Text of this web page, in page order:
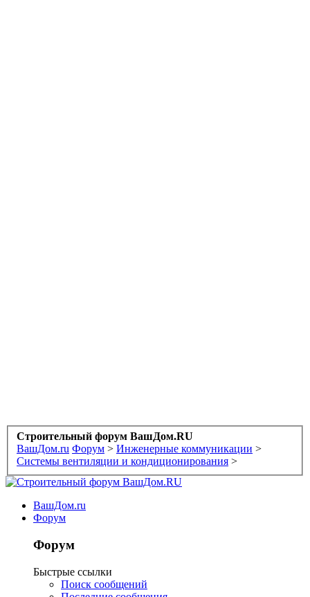
Строительный форум ВашДом.RU
ВашДом.ru Форум > Инженерные коммуникации >
Системы вентиляции и кондиционирования >
ВашДом.ru
Форум
Форум
Быстрые ссылки
Поиск сообщений